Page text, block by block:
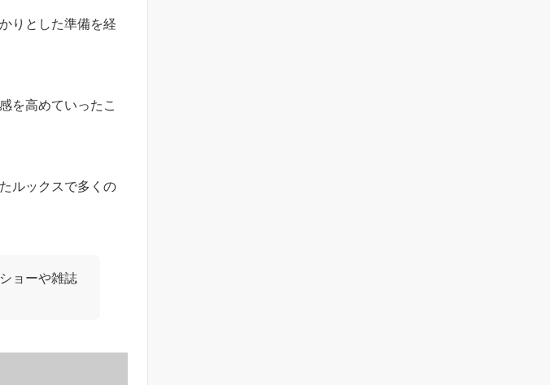
りとした準備を経
を高めていったこ
ルックスで多くの
ョーや雑誌